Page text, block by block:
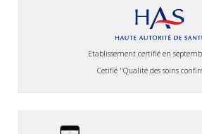
Etablissement certifié en
Cetifié "Qualité des soins